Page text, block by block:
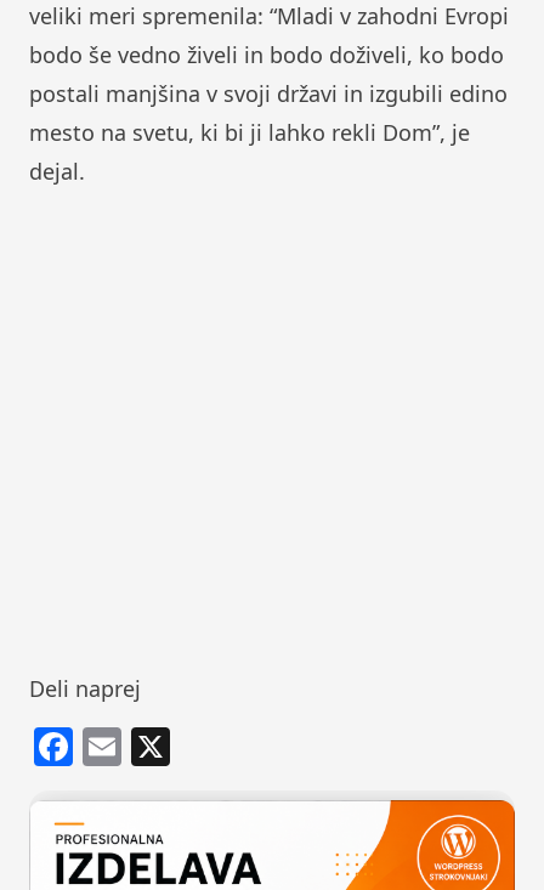
veliki meri spremenila: “Mladi v zahodni Evropi
bodo še vedno živeli in bodo doživeli, ko bodo
postali manjšina v svoji državi in ​​izgubili edino
mesto na svetu, ki bi ji lahko rekli Dom”, je
dejal.
Deli naprej
Facebook
Email